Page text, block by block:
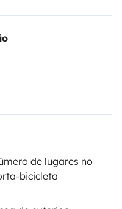
de lugares no
bicicleta